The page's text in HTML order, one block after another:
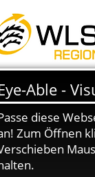
Geschäftsstelle